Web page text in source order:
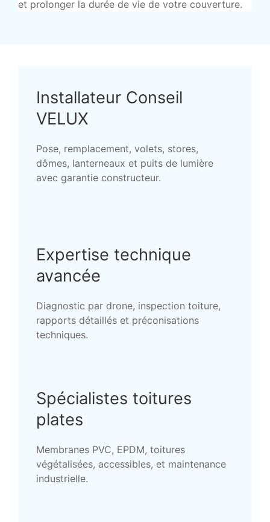
et prolonger la durée de vie de votre couverture.
Installateur Conseil
VELUX
Pose, remplacement, volets, stores,
dômes, lanterneaux et puits de lumière
avec garantie constructeur.
Expertise technique
avancée
Diagnostic par drone, inspection toiture,
rapports détaillés et préconisations
techniques.
Spécialistes toitures
plates
Membranes PVC, EPDM, toitures
végétalisées, accessibles, et maintenance
industrielle.